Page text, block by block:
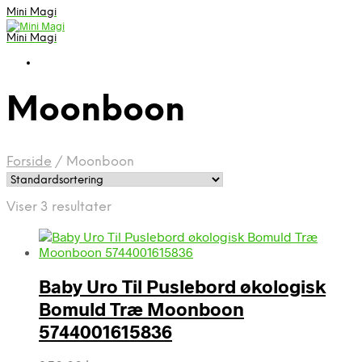
Mini Magi
Mini Magi
Moonboon
Forside / Moonboon
Viser 3 resultater
Baby Uro Til Puslebord økologisk
Bomuld Træ Moonboon
5744001615836